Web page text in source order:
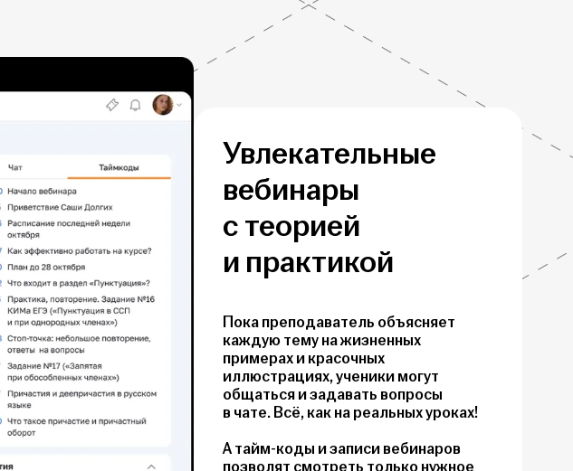
Увлекательные
вебинары
с теорией
и практикой
Пока преподаватель объясняет
каждую тему на жизненных
примерах и красочных
иллюстрациях, ученики могут
общаться и задавать вопросы
в чате. Всё, как на реальных уроках!
А тайм-коды и записи вебинаров
позволят смотреть только нужное